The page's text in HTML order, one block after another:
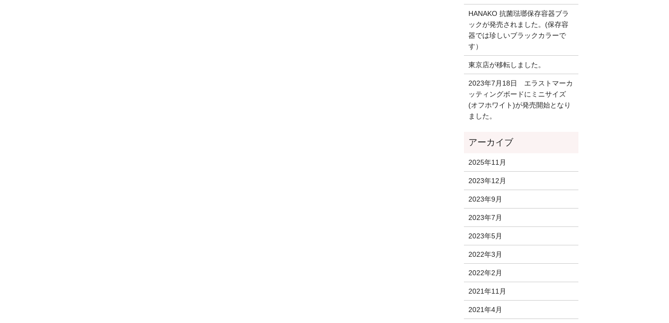
HANAKO 抗菌琺瑯保存容器ブラ
ックが発売されました。(保存容
器では珍しいブラックカラーで
す）
東京店が移転しました。
2023年7月18日 エラストマーカ
ッティングボードにミニサイズ
(オフホワイト)が発売開始となり
ました。
2025年11月
2023年12月
2023年9月
2023年7月
2023年5月
2022年3月
2022年2月
2021年11月
2021年4月